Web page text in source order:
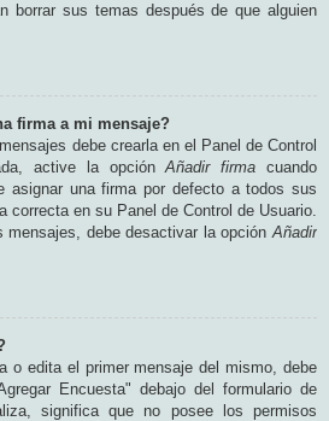
borrar sus temas después de que alguien
firma a mi mensaje?
debe crearla en el Panel de Control
active la opciónAñadir firma cuando
asignar una firma por defecto a todos sus
correcta en su Panel de Control de Usuario.
mensajes, debe desactivar la opciónAñadir
o edita el primer mensaje del mismo, debe
Encuesta" debajo del formulario de
significa que no posee los permisos